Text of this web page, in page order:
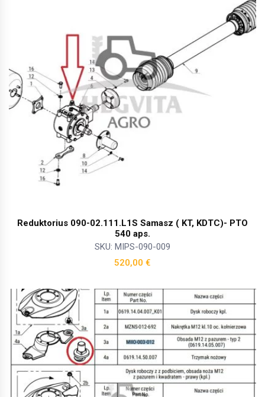
Reduktorius 090-02.111.L1S Samasz ( KT, KDTC)- PTO
540 aps.
SKU: MIPS-090-009
520,00 €